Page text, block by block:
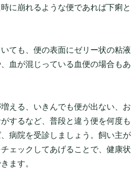
に崩れるような便であれば下痢と
ても、便の表面にゼリー状の粘液
血が混じっている血便の場合もあ
える、いきんでも便が出ない、お
するなど、普段と違う便を何度も
病院を受診しましょう。飼い主が
ェックしてあげることで、健康状
ます。